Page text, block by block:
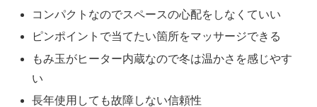
コンパクトなのでスペースの心配をしなくていい
ピンポイントで当てたい箇所をマッサージできる
もみ玉がヒーター内蔵なので冬は温かさを感じやす
い
長年使用しても故障しない信頼性